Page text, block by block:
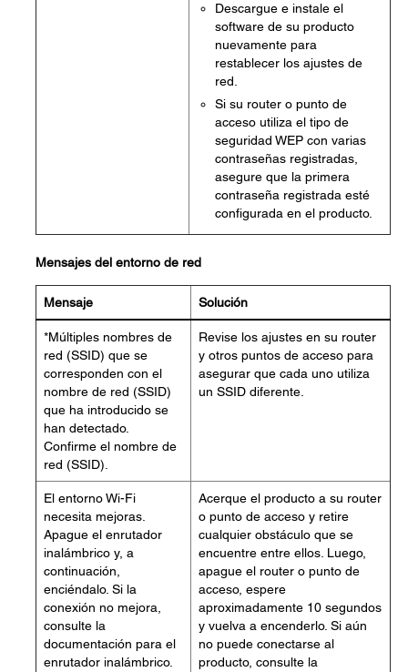
Descargue e instale el
software de su producto
nuevamente para
restablecer los ajustes de
red.
Si su router o punto de
acceso utiliza el tipo de
seguridad WEP con varias
contraseñas registradas,
asegure que la primera
contraseña registrada esté
configurada en el producto.
Mensajes del entorno de red
Mensaje Solución
*Múltiples nombres de
red (SSID) que se
corresponden con el
nombre de red (SSID)
que ha introducido se
han detectado.
Confirme el nombre de
red (SSID).
Revise los ajustes en su router
y otros puntos de acceso para
asegurar que cada uno utiliza
un SSID diferente.
El entorno Wi-Fi
necesita mejoras.
Apague el enrutador
inalámbrico y, a
continuación,
enciéndalo. Si la
conexión no mejora,
consulte la
documentación para el
enrutador inalámbrico.
Acerque el producto a su router
o punto de acceso y retire
cualquier obstáculo que se
encuentre entre ellos. Luego,
apague el router o punto de
acceso, espere
aproximadamente 10 segundos
y vuelva a encenderlo. Si aún
no puede conectarse al
producto, consulte la